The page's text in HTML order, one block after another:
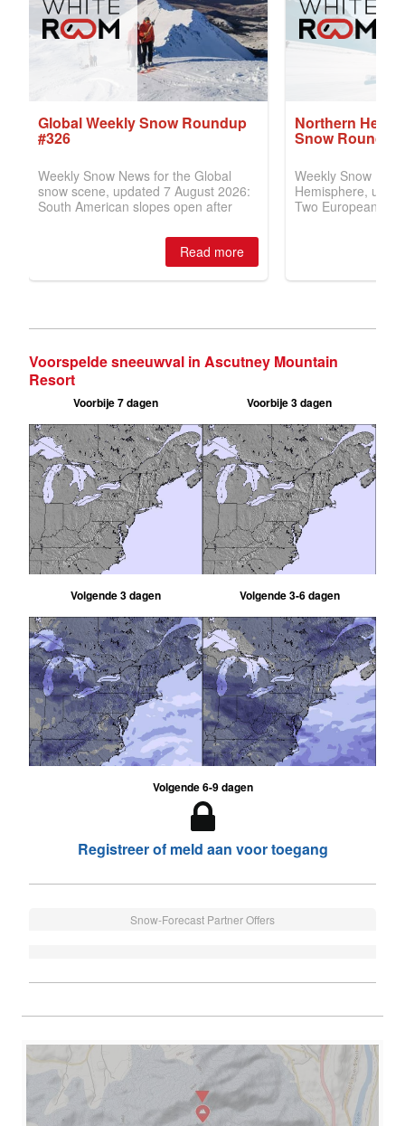
Voorspelde sneeuwval in Ascutney Mountain
Resort
Voorbije 7 dagen Voorbije 3 dagen
Volgende 3 dagen Volgende 3-6 dagen
Volgende 6-9 dagen
Registreer of meld aan voor toegang
Snow-Forecast Partner Offers